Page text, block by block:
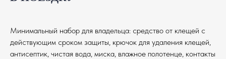
Минимальный набор для владельца: средство от клещей с
действующим сроком защиты, крючок для удаления клещей,
антисептик, чистая вода, миска, влажное полотенце, контакты